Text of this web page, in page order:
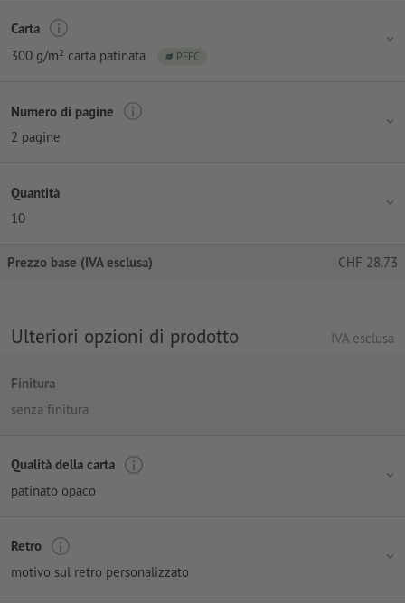
Carta
300 g/m² carta patinata
PEFC
Numero di pagine
2 pagine
Quantità
10
Prezzo base (IVA esclusa) CHF 28.73
Ulteriori opzioni di prodotto IVA esclusa
Finitura
senza finitura
Qualità della carta
patinato opaco
Retro
motivo sul retro personalizzato